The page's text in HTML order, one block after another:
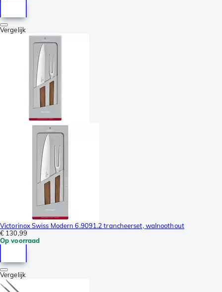
Vergelijk
Victorinox Swiss Modern 6.9091.2 trancheerset, walnoothout
€ 130,99
Op voorraad
Vergelijk